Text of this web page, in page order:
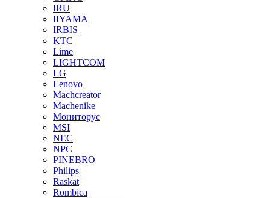
IRU
IIYAMA
IRBIS
KTC
Lime
LIGHTCOM
LG
Lenovo
Machcreator
Machenike
Мониторус
MSI
NEC
NPC
PINEBRO
Philips
Raskat
Rombica